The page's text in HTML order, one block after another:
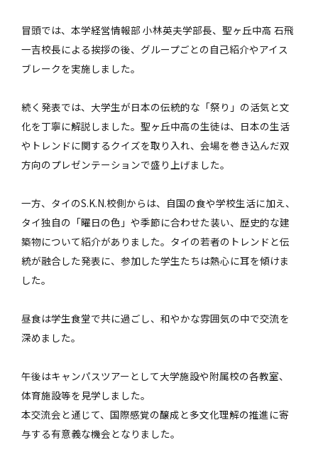
冒頭では、本学経営情報部 小林英夫学部長、聖ヶ丘中高 石飛
一吉校長による挨拶の後、グループごとの自己紹介やアイス
ブレークを実施しました。
続く発表では、大学生が日本の伝統的な「祭り」の活気と文
化を丁寧に解説しました。聖ヶ丘中高の生徒は、日本の生活
やトレンドに関するクイズを取り入れ、会場を巻き込んだ双
方向のプレゼンテーションで盛り上げました。
一方、タイのS.K.N.校側からは、自国の食や学校生活に加え、
タイ独自の「曜日の色」や季節に合わせた装い、歴史的な建
築物について紹介がありました。タイの若者のトレンドと伝
統が融合した発表に、参加した学生たちは熱心に耳を傾けま
した。
昼食は学生食堂で共に過ごし、和やかな雰囲気の中で交流を
深めました。
午後はキャンパスツアーとして大学施設や附属校の各教室、
体育施設等を見学しました。
本交流会と通じて、国際感覚の醸成と多文化理解の推進に寄
与する有意義な機会となりました。